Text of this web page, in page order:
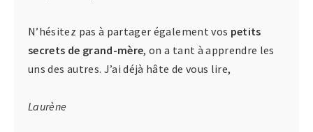
N’hésitez pas à partager également vos petits
secrets de grand-mère, on a tant à apprendre les
uns des autres. J’ai déjà hâte de vous lire,
Laurène